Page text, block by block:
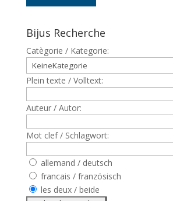
Bijus Recherche
Catègorie / Kategorie:
Plein texte / Volltext:
Auteur / Autor:
Mot clef / Schlagwort:
allemand / deutsch
francais / französisch
les deux / beide